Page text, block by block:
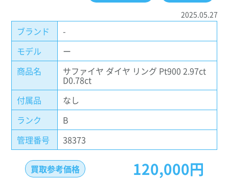
2025.05.27
ブランド
-
モデル
ー
商品名
サファイヤ ダイヤ リング Pt900 2.97ct
D0.78ct
付属品
なし
ランク
B
管理番号
38373
買取参考価格 120,000円